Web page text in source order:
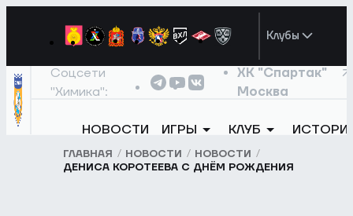
Клубы
Соцсети
"Химика":
ХК "Спартак"
Москва
НОВОСТИ ИГРЫ КЛУБ
ГЛАВНАЯ НОВОСТИ
НОВОСТИ
ДЕНИСА КОРОТЕЕВА С ДНЁМ РОЖДЕНИЯ